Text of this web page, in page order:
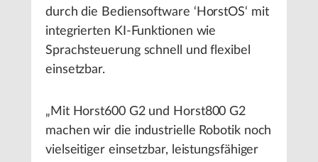
durch die Bediensoftware ‘HorstOS‘ mit
integrierten KI-Funktionen wie
Sprachsteuerung schnell und flexibel
einsetzbar.
„Mit Horst600 G2 und Horst800 G2
machen wir die industrielle Robotik noch
vielseitiger einsetzbar, leistungsfähiger